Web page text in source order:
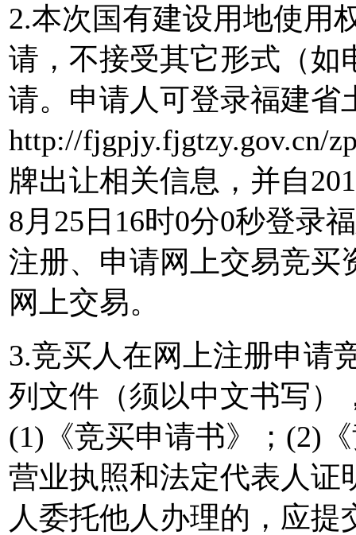
2.本次国有建设用地使用
请，不接受其它形式（如
请。申请人可登录福建省
http://fjgpjy.fjgtzy.gov.cn/
牌出让相关信息，并自
8月25日16时0分0秒登录
注册、申请网上交易竞买
网上交易。
3.竞买人在网上注册申请
列文件（须以中文书写）
(1)《竞买申请书》；(2)
营业执照和法定代表人证
人委托他人办理的，应